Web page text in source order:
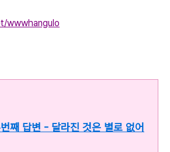
wwwhangulo
째 답변 - 달라진 것은 별로 없어